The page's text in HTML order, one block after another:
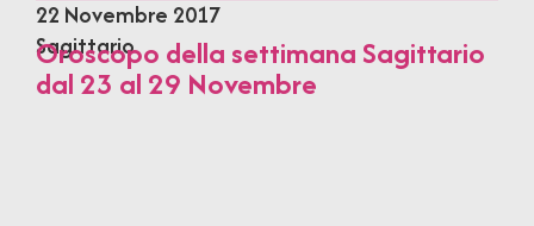
22 Novembre 2017
Sagittario
Oroscopo della settimana Sagittario
dal 23 al 29 Novembre